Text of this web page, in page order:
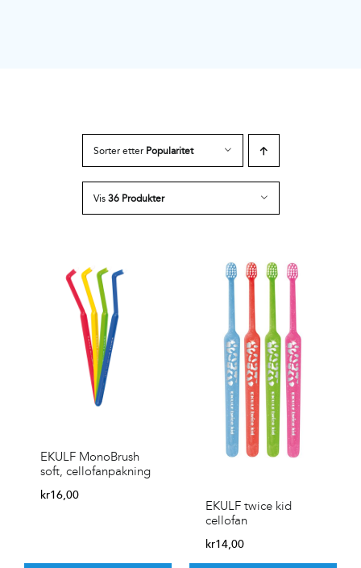
Sorter etter Popularitet
Vis36 Produkter
EKULF MonoBrush
soft, cellofanpakning
kr16,00
EKULF twice kid
cellofan
kr14,00